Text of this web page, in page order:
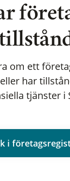
om ett
har
tjänster i
i